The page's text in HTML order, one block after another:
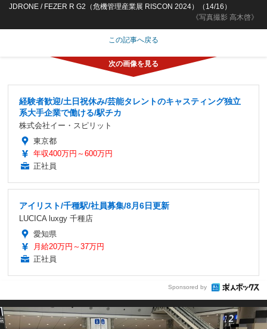
《写真撮影 高木啓》
JDRONE / FEZER R G2（危機管理産業展 RISCON 2024）（14/16）
この記事へ戻る
経験者歓迎/土日祝休み/芸能タレントのキャスティング独立
系大手企業で働ける/駅チカ
株式会社イー・スピリット
東京都
年収400万円～600万円
正社員
アイリスト/千種駅/社員募集/8月6日更新
LUCICA luxgy 千種店
愛知県
月給20万円～37万円
正社員
Sponsored by